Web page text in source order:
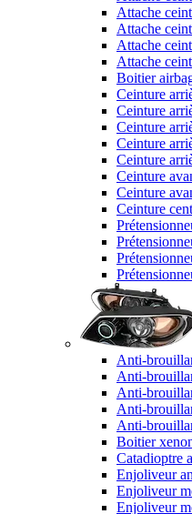
Attache
Attache
Attache
Attache
Boitier
Ceinture
Ceinture
Ceinture
Ceinture
Ceinture
Ceinture
Ceinture
Ceinture
Anti-
Anti-
Anti-
Anti-
Anti-
Boitier
Catadioptre
Enjoliveur
Enjoliveur
Enjoliveur